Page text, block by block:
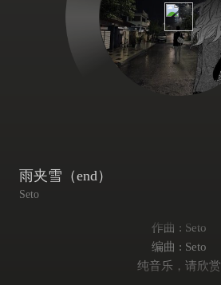
雨夹雪（end）
Seto
作曲 : Seto
编曲 : Seto
纯音乐，请欣赏